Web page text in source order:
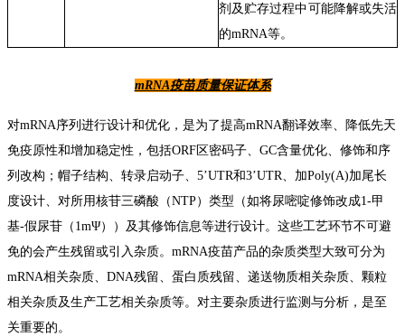
剂及贮存过程中可能降解或失活
的mRNA等。
mRNA疫苗质量保证体系
对mRNA序列进行设计和优化，是为了提高mRNA翻译效率、降低先天
免疫原性和增加稳定性， 包括ORF区密码子、GC含量优化、修饰和序
列改构 ； 帽子结构、转录启动子、5’UTR和3’UTR、 加Poly(A)加尾长
度设计、 对所用核苷三磷酸（NTP）类型（如将尿嘧啶修饰改成1-甲
基-假尿苷（ 1mΨ）） 及其修饰信息等进行设计。 这些工艺环节不可避
免的会产生残留或引入杂质。mRNA疫苗产品的杂质类型大致可分为
mRNA相关杂质、 DNA残留、蛋白质残留、递送物质相关杂质、颗粒
相关杂质及生产工艺相关杂质等。对主要杂质进行监测与分析， 是至
关重要的。